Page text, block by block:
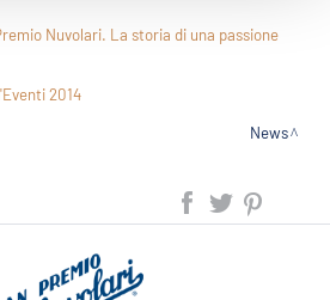
Nuvolari. La storia di una passione
2014
News